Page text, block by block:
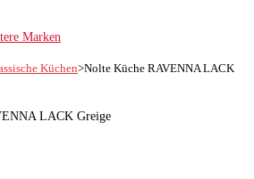
Marken
Küchen>Nolte Küche RAVENNA LACK